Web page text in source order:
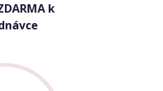
k